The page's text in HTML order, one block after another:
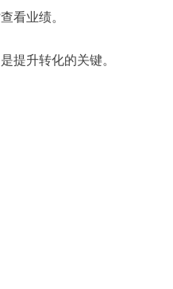
看业绩。
提升转化的关键。